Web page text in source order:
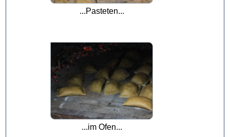
...Pasteten...
...im Ofen...